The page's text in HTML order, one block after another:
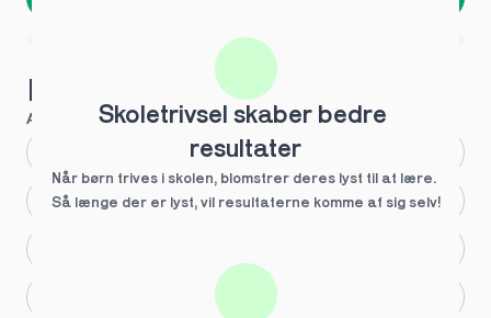
1 ud af 9 for at finde den rette tutor
Hvilke behov?
Anbefalet til dig
Større skoleglæde
Skoletrivsel skaber bedre
resultater
Når børn trives i skolen, blomstrer deres lyst til at lære.
Så længe der er lyst, vil resultaterne komme af sig selv!